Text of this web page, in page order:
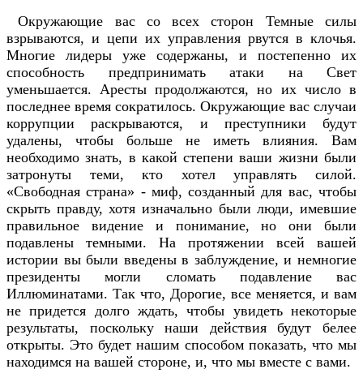
Окружающие вас со всех сторон Темные силы
взрываются, и цепи их управления рвутся в клочья.
Многие лидеры уже содержаны, и постепенно их
способность предпринимать атаки на Свет
уменьшается. Аресты продолжаются, но их число в
последнее время сократилось. Окружающие вас случаи
коррупции раскрываются, и преступники будут
удалены, чтобы больше не иметь влияния. Вам
необходимо знать, в какой степени ваши жизни были
затронуты теми, кто хотел управлять силой.
«Свободная страна» - миф, созданный для вас, чтобы
скрыть правду, хотя изначально были люди, имевшие
правильное видение и понимание, но они были
подавлены темными. На протяжении всей вашей
истории вы были введены в заблуждение, и немногие
президенты могли сломать подавление вас
Иллюминатами. Так что, Дорогие, все меняется, и вам
не придется долго ждать, чтобы увидеть некоторые
результаты, поскольку наши действия будут белее
открыты. Это будет нашим способом показать, что мы
находимся на вашей стороне, и, что мы вместе с вами.